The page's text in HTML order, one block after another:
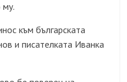
му.
към българската
и писателката Иванка